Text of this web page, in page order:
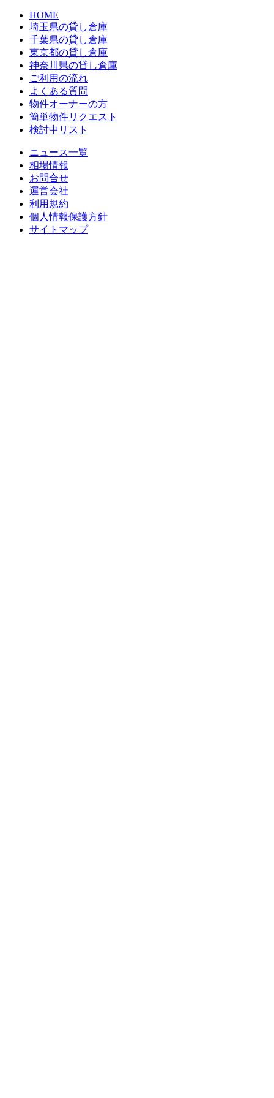
HOME
埼玉県の貸し倉庫
千葉県の貸し倉庫
東京都の貸し倉庫
神奈川県の貸し倉庫
ご利用の流れ
よくある質問
物件オーナーの方
簡単物件リクエスト
検討中リスト
ニュース一覧
相場情報
お問合せ
運営会社
利用規約
個人情報保護方針
サイトマップ